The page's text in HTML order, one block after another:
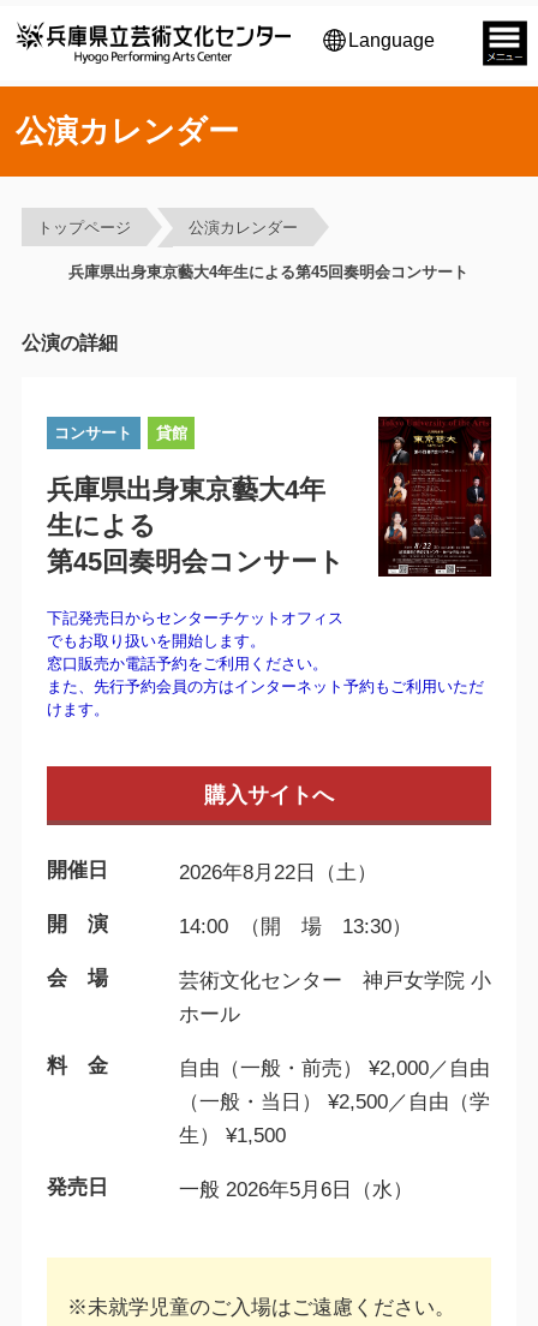
Language
公演カレンダー
トップページ 公演カレンダー
兵庫県出身東京藝大4年生による第45回奏明会コンサート
公演の詳細
コンサート 貸館
兵庫県出身東京藝大4年
生による
第45回奏明会コンサート
下記発売日からセンターチケットオフィス
でもお取り扱いを開始します。
窓口販売か電話予約をご利用ください。
また、先行予約会員の方はインターネット予約もご利用いただ
けます。
購入サイトへ
開催日 2026年8月22日（土）
開 演 14:00 （開 場 13:30）
会 場
芸術文化センター 神戸女学院 小
ホール
料 金
自由（一般・前売） ¥2,000／自由
（一般・当日） ¥2,500／自由（学
生） ¥1,500
発売日 一般 2026年5月6日（水）
※未就学児童のご入場はご遠慮ください。